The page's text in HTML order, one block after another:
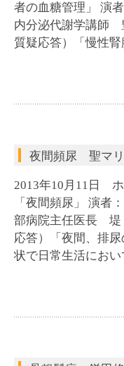
者の血糖管理」 演
内分泌代謝学講師
質疑応答）「慢性
夜間頻尿 聖マ
2013年10月11日
「夜間頻尿」 演者
部病院主任医長 堤
応答）「夜間、排
状で日常生活にお